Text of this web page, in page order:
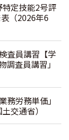
定技能2号評
（2026年6
査員講習【学
調査員講習｣
務労務単価」
交通省）